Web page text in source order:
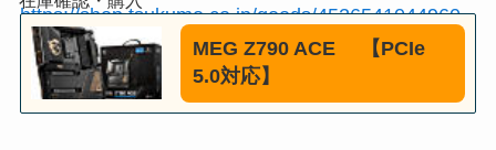
https://shop.tsukumo.co.jp/goods/4526541044960
MEG Z790 ACE 【PCIe
5.0対応】